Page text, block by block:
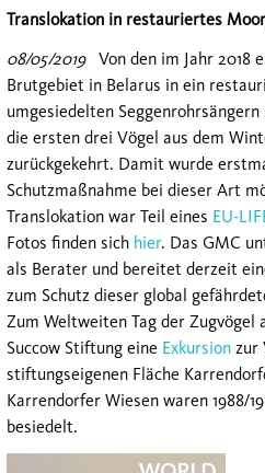
Translokation in restauriertes
08/05/2019
Von den im Jahr 2018
Brutgebiet in Belarus in ein
umgesiedelten
die ersten drei Vögel aus dem
zurückgekehrt. Damit wurde
Schutzmaßnahme bei dieser Art
Translokation war Teil eines EU-
Fotos finden sich hier. Das GMC
als Berater und bereitet derzeit
zum Schutz dieser global
Zum Weltweiten Tag der Zugvögel
Succow Stiftung eine Exkursion zur
stiftungseigenen Fläche
Karrendorfer Wiesen waren 1988/
besiedelt.